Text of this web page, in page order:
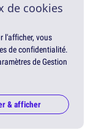
de cookies
l'afficher, vous
de confidentialité.
de Gestion
& afficher